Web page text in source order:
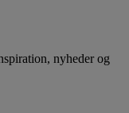
nyheder og